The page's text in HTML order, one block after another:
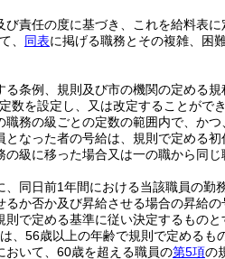
責任の度に基づき、これを給料表
、 同表に掲げる職務とその複雑、困
条例、規則及び市の機関の定める
数を設定し、又は改定することができ
職務の級ごとの定数の範囲内で、かつ
なった者の号給は、規則で定める初
級に移った場合又は一の職から同
同日前1年間における当該職員の勤
か否か及び昇給させる場合の昇給の
で定める基準に従い決定するものと
、56歳以上の年齢で規則で定めるも
おいて、60歳を超える職員の第5項の